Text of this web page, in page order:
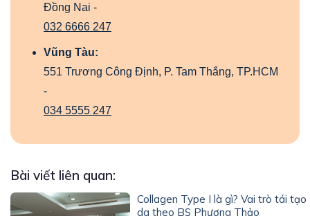
Đồng Nai -
032 6666 247
Vũng Tàu:
551 Trương Công Định, P. Tam Thắng, TP.HCM
-
034 5555 247
Bài viết liên quan:
Collagen Type I là gì? Vai trò tái tạo
da theo BS Phương Thảo